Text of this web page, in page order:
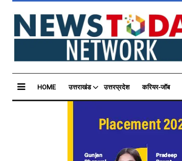
HOME उत्तराखंड उत्तरप्रदेश करियर-जॉब